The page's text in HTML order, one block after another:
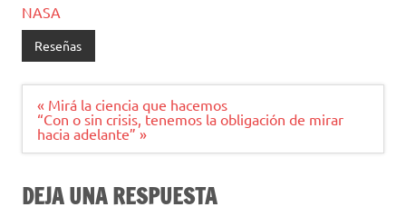
NASA
Reseñas
Navegación
de
entradas
« Mirá la ciencia que hacemos
“Con o sin crisis, tenemos la obligación de mirar
hacia adelante” »
DEJA UNA RESPUESTA